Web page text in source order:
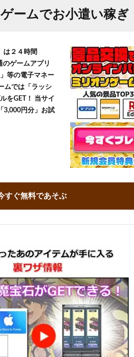
ームでお小遣い稼ぎ
は２４時間
ゲームアプリ
等の電子マネー
ムでは「ラッシ
をGET！ 当サイ
3,000円分」お試
すぐ無料であそぶ